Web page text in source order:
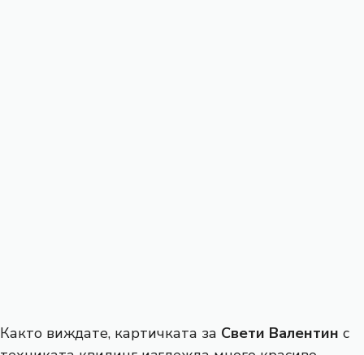
Както виждате, картичката за Свети Валентин с